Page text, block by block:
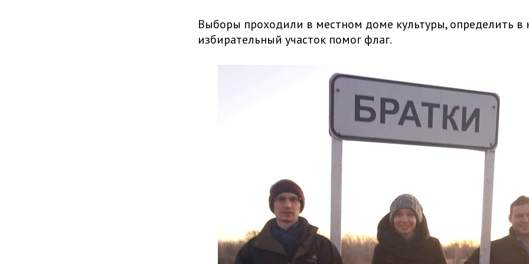
Выборы проходили в местном доме культуры, определить в
избирательный участок помог флаг.